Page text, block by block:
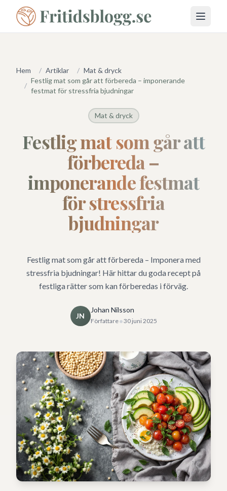
Öppna
Hem / Artiklar / Mat & dryck
/
Festlig mat som går att förbereda – imponerande
festmat för stressfria bjudningar
Mat & dryck
Festlig mat som går att
förbereda –
imponerande festmat
för stressfria
bjudningar
Festlig mat som går att förbereda – Imponera med
stressfria bjudningar! Här hittar du goda recept på
festliga rätter som kan förberedas i förväg.
JN
Johan Nilsson
Författare•30 juni 2025